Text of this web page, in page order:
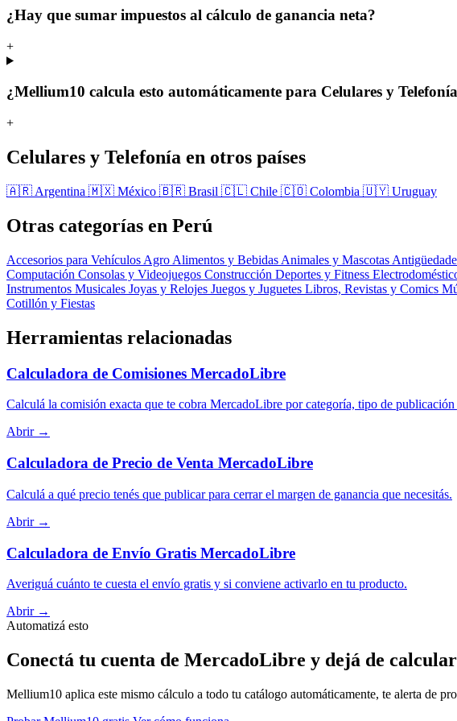
¿Hay que sumar impuestos al cálculo de ganancia neta?
+
¿Mellium10 calcula esto automáticamente para Celulares y
+
Celulares y Telefonía en otros países
🇦🇷 Argentina 🇲🇽 México 🇧🇷 Brasil 🇨🇱 Chile 🇨🇴 Colombia 🇺🇾 Uruguay
Otras categorías en Perú
Accesorios para Vehículos Agro Alimentos y Bebidas Animales y Mascotas
Computación Consolas y Videojuegos Construcción Deportes y Fitness
Instrumentos Musicales Joyas y Relojes Juegos y Juguetes Libros, Revistas y Comics
Cotillón y Fiestas
Herramientas relacionadas
Calculadora de Comisiones MercadoLibre
Calculá la comisión exacta que te cobra MercadoLibre por categoría, tipo de publicación
Abrir →
Calculadora de Precio de Venta MercadoLibre
Calculá a qué precio tenés que publicar para cerrar el margen de ganancia que necesitás.
Abrir →
Calculadora de Envío Gratis MercadoLibre
Averiguá cuánto te cuesta el envío gratis y si conviene activarlo en tu producto.
Abrir →
Automatizá esto
Conectá tu cuenta de MercadoLibre y dejá de
Mellium10 aplica este mismo cálculo a todo tu catálogo automáticamente, te alerta de